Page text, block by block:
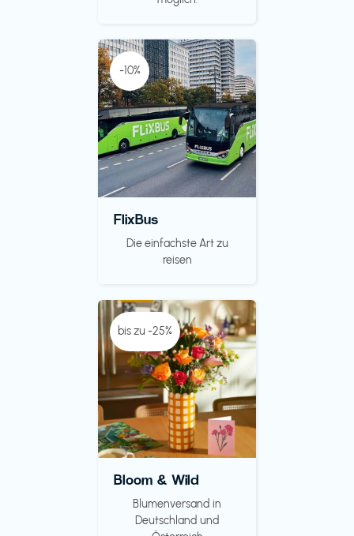
-10%
FlixBus
Die einfachste Art zu
reisen
bis zu -25%
Bloom & Wild
Blumenversand in
Deutschland und